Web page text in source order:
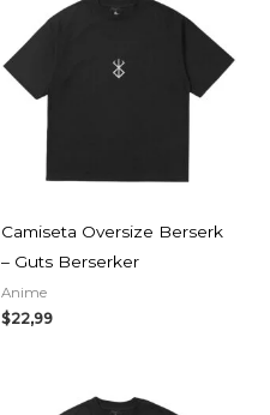
Camiseta Oversize Berserk
– Guts Berserker
Anime
$22,99